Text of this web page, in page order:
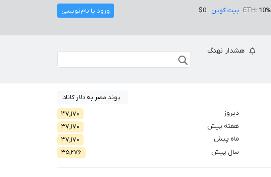
ETH: 10% بیت کوین $0 ورود یا نام‌نویسی
هشدار نهنگ
پوند مصر به دلار کانادا
دیروز
۳۷,۱۷۰
هفته پیش
۳۷,۱۷۰
ماه پیش
۳۷,۱۷۰
سال پیش
۳۵,۲۷۶